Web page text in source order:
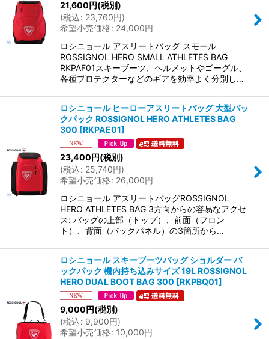
21,600円(税別)
(税込: 23,760円)
希望小売価格: 24,000円
ロシニョール アスリートバッグ スモール
ROSSIGNOL HERO SMALL ATHLETES BAG
RKPAF01スキーブーツ、ヘルメットやゴーグル、
各種プロテクターなどのギアを効率よく分別し…
ロシニョール ヒーローアスリートバッグ 大型バッ
クパック ROSSIGNOL HERO ATHLETES BAG
300 [RKPAE01]
23,400円(税別)
(税込: 25,740円)
希望小売価格: 26,000円
ロシニョール アスリートバッグROSSIGNOL
HERO ATHLETES BAG 3方向からの容易なアクセ
ス: バッグの上部（トップ）、前面（フロン
ト）、背面（バックパネル）の3箇所から…
ロシニョール スキーブーツバッグ ショルダー バ
ックパック 機内持ち込みサイズ 19L ROSSIGNOL
HERO DUAL BOOT BAG 300 [RKPBQ01]
9,000円(税別)
(税込: 9,900円)
希望小売価格: 10,000円